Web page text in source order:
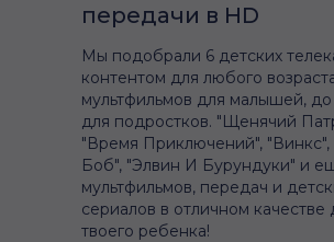
Мы подобрали 6 детских
контентом для любого
мультфильмов для малышей,
для подростков. "Щенячий
"Время Приключений", "Винкс",
Боб", "Элвин И Бурундуки" и
мультфильмов, передач и
сериалов в отличном качестве
твоего ребенка!
передачи в HD